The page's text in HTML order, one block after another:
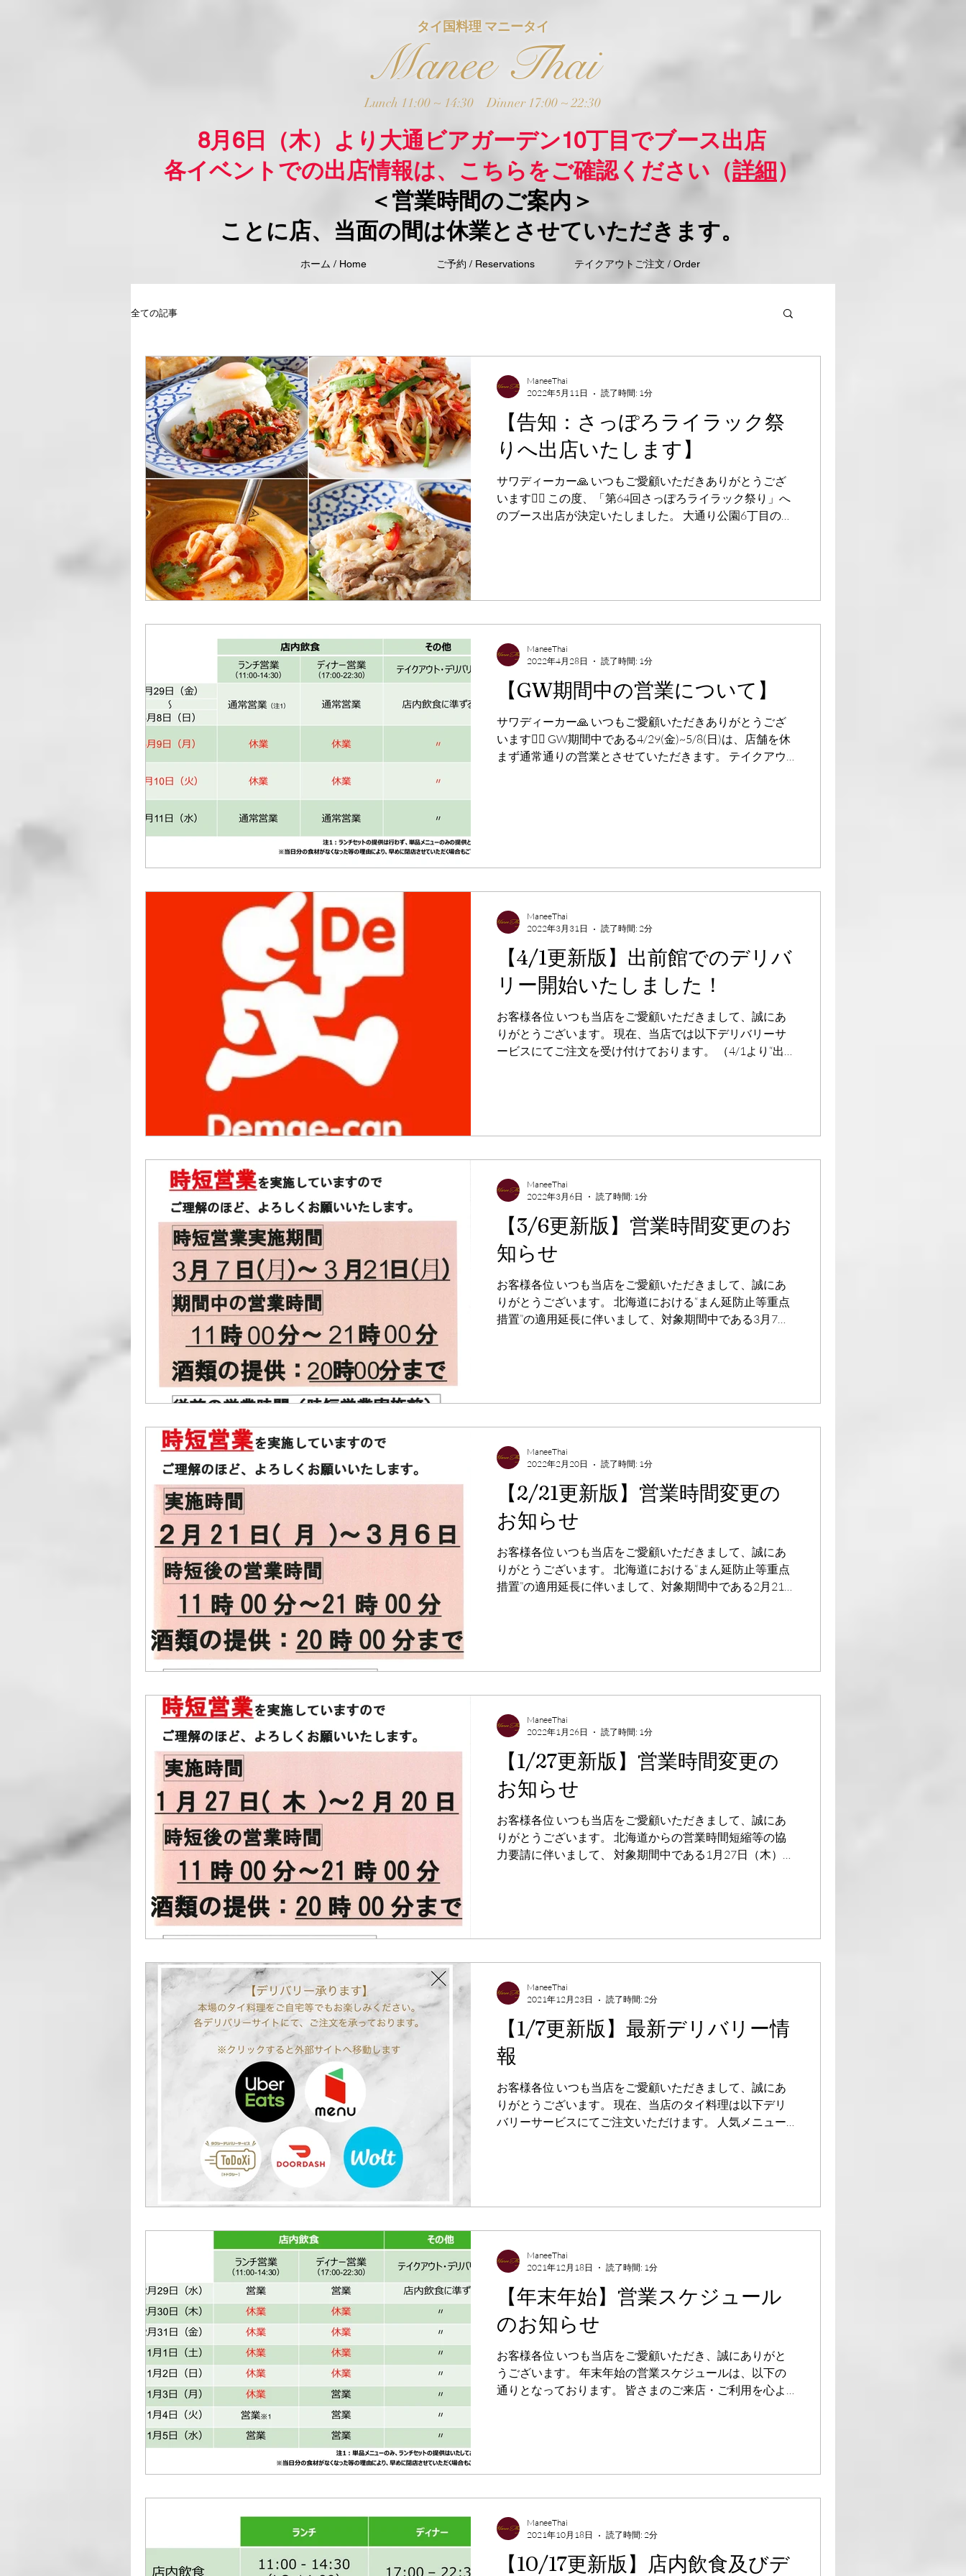
タイ国料理 マニータイ
Manee Thai
Lunch 11:00 ~ 14:30Dinner 17:00 ~ 22:30
8月6日（木）より大通ビアガーデン10丁目でブース出店
各イベントでの出店情報は、こちらをご確認ください（詳細）
＜営業時間のご案内＞
ことに店、当面の間は休業とさせていただきます。
ホーム / Home ご予約 / Reservations テイクアウトご注文 / Order
全ての記事
【告知：さっぽろライラック祭
りへ出店いたします】
サワディーカー🙏 いつもご愛顧いただきありがとうござ
います🙇‍♂️ この度、「第64回さっぽろライラック祭り」へ
のブース出店が決定いたしました。 大通り公園6丁目のメ
ManeeThai
2022年5月11日
読了時間: 1分
【GW期間中の営業について】
サワディーカー🙏 いつもご愛顧いただきありがとうござ
います🙇‍♂️ GW期間中である4/29(金)~5/8(日)は、店舗を休
まず通常通りの営業とさせていただきます。 テイクアウ
ManeeThai
2022年4月28日
読了時間: 1分
【4/1更新版】出前館でのデリバ
リー開始いたしました！
お客様各位 いつも当店をご愛顧いただきまして、誠にあ
りがとうございます。 現在、当店では以下デリバリーサ
ービスにてご注文を受け付けております。 （4/1より“出
ManeeThai
2022年3月31日
読了時間: 2分
【3/6更新版】営業時間変更のお
知らせ
お客様各位 いつも当店をご愛顧いただきまして、誠にあ
りがとうございます。 北海道における“まん延防止等重点
措置”の適用延長に伴いまして、対象期間中である3月7日
ManeeThai
2022年3月6日
読了時間: 1分
【2/21更新版】営業時間変更の
お知らせ
お客様各位 いつも当店をご愛顧いただきまして、誠にあ
りがとうございます。 北海道における“まん延防止等重点
措置”の適用延長に伴いまして、対象期間中である2月21
ManeeThai
2022年2月20日
読了時間: 1分
【1/27更新版】営業時間変更の
お知らせ
お客様各位 いつも当店をご愛顧いただきまして、誠にあ
りがとうございます。 北海道からの営業時間短縮等の協
力要請に伴いまして、 対象期間中である1月27日（木）～
ManeeThai
2022年1月26日
読了時間: 1分
【1/7更新版】最新デリバリー情
報
お客様各位 いつも当店をご愛顧いただきまして、誠にあ
りがとうございます。 現在、当店のタイ料理は以下デリ
バリーサービスにてご注文いただけます。 人気メニュー
ManeeThai
2021年12月23日
読了時間: 2分
【年末年始】営業スケジュール
のお知らせ
お客様各位 いつも当店をご愛顧いただき、誠にありがと
うございます。 年末年始の営業スケジュールは、以下の
通りとなっております。 皆さまのご来店・ご利用を心よ
ManeeThai
2021年12月18日
読了時間: 1分
【10/17更新版】店内飲食及びデ
ManeeThai
2021年10月18日
読了時間: 2分